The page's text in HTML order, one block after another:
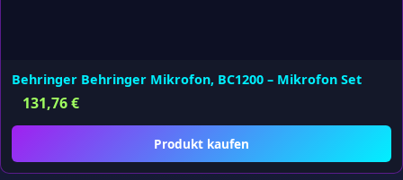
Behringer Behringer Mikrofon, BC1200 – Mikrofon Set
131,76€
Produkt kaufen